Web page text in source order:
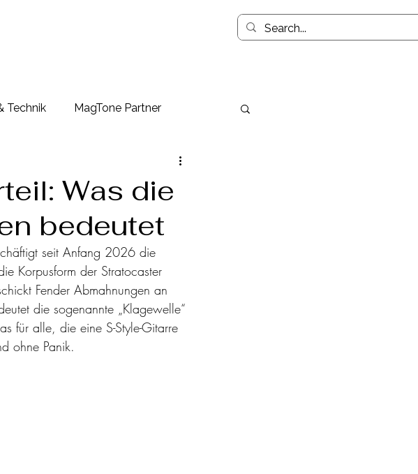
Technik MagTone Partner
Was die
bedeutet
seit Anfang 2026 die
Korpusform der Stratocaster
Fender Abmahnungen an
die sogenannte „Klagewelle“
für alle, die eine S-Style-Gitarre
ohne Panik.